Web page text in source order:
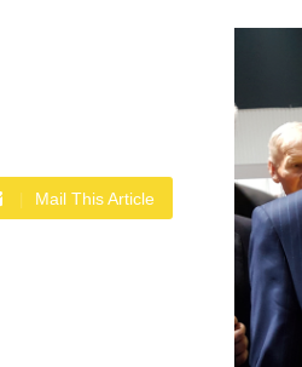
Mail This Article